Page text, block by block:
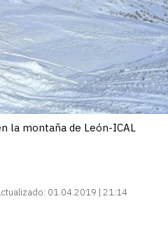
la montaña de León-ICAL
01.04.2019 | 21:14